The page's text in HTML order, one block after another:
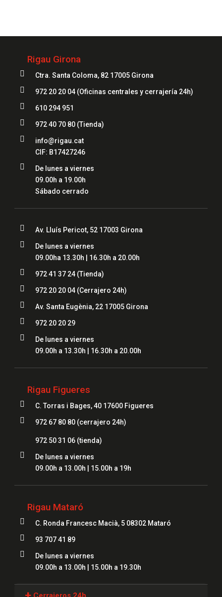
Rigau Girona
 Ctra. Santa Coloma, 82 17005 Girona
 972 20 20 04 (Oficinas centrales y cerrajería 24h)
 610 294 951
 972 40 70 80 (Tienda)

info@rigau.cat
CIF: B17427246

De lunes a viernes
09.00h a 19.00h
Sábado cerrado
 Av. Lluís Pericot, 52 17003 Girona

De lunes a viernes
09.00ha 13.30h | 16.30h a 20.00h
 972 41 37 24 (Tienda)
 972 20 20 04(Cerrajero 24h)
 Av. Santa Eugènia, 22 17005 Girona
 972 20 20 29

De lunes a viernes
09.00h a 13.30h | 16.30h a 20.00h
Rigau Figueres
 C. Torras i Bages, 40 17600 Figueres
 972 67 80 80 (cerrajero 24h)
972 50 31 06(tienda)

De lunes a viernes
09.00h a 13.00h | 15.00h a 19h
Rigau Mataró
 C. Ronda Francesc Macià, 5 08302 Mataró
 93 707 41 89

De lunes a viernes
09.00h a 13.00h | 15.00h a 19.30h